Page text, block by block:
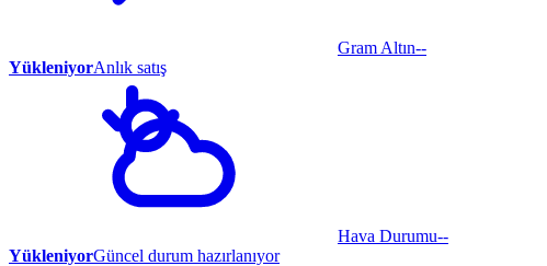
Gram Altın--
YükleniyorAnlık satış
Hava Durumu--
YükleniyorGüncel durum hazırlanıyor